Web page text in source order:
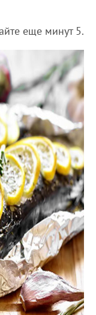
еще минут 5.